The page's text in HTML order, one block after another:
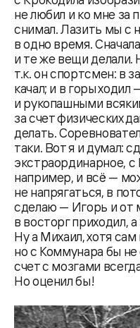
не любил и ко мне за
снимал. Лазить мы с
в одно время.
и те же вещи делали.
т.к. он спортсмен: в
качал; и в горы
и рукопашными
за счет физических
делать.
таки. Вот я и думал:
экстраординарное,
например, и всё —
не напрягаться, в
сделаю — Игорь и от
в восторг приходил,
Ну а Михаил, хотя
но с Коммунара бы не
счет с мозгами
Но оценил бы!